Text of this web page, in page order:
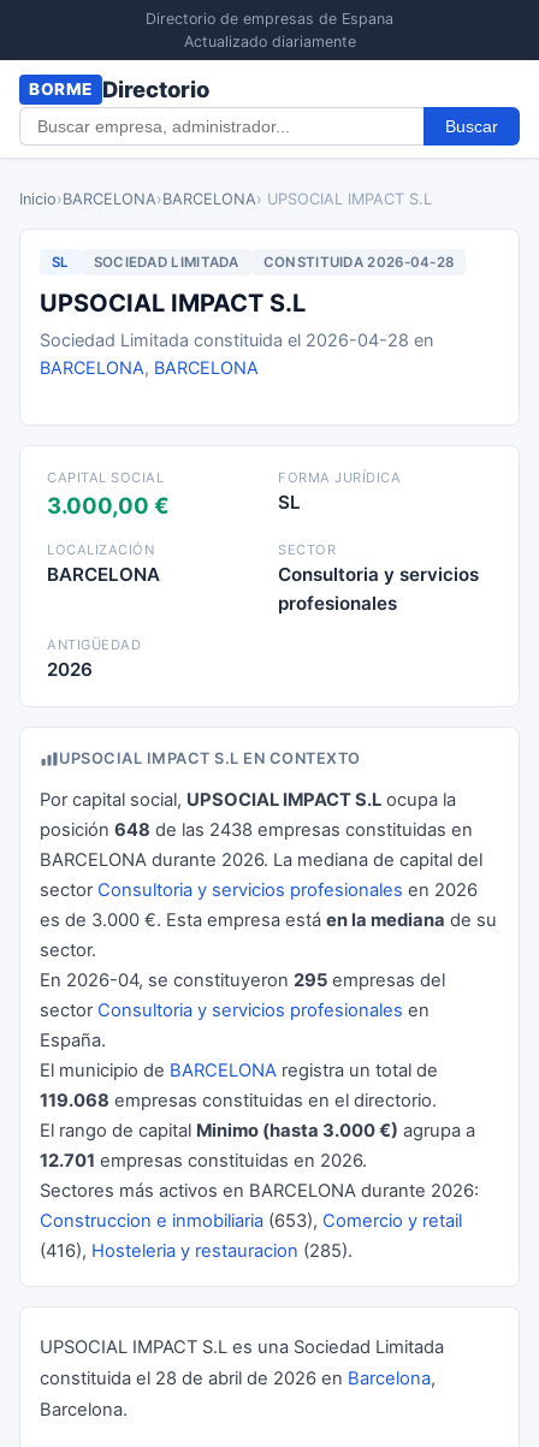
Directorio de empresas de Espana
Actualizado diariamente
BORME Directorio
Buscar
Inicio›BARCELONA›BARCELONA› UPSOCIAL IMPACT S.L
SL SOCIEDAD LIMITADA CONSTITUIDA 2026-04-28
UPSOCIAL IMPACT S.L
Sociedad Limitada constituida el 2026-04-28 en
BARCELONA, BARCELONA
CAPITAL SOCIAL
3.000,00 €
FORMA JURÍDICA
SL
LOCALIZACIÓN
BARCELONA
SECTOR
Consultoria y servicios
profesionales
ANTIGÜEDAD
2026
UPSOCIAL IMPACT S.L EN CONTEXTO
Por capital social, UPSOCIAL IMPACT S.L ocupa la
posición 648 de las 2438 empresas constituidas en
BARCELONA durante 2026. La mediana de capital del
sector Consultoria y servicios profesionales en 2026
es de 3.000 €. Esta empresa está en la mediana de su
sector.
En 2026-04, se constituyeron 295 empresas del
sector Consultoria y servicios profesionales en
España.
El municipio de BARCELONA registra un total de
119.068 empresas constituidas en el directorio.
El rango de capital Minimo (hasta 3.000 €) agrupa a
12.701 empresas constituidas en 2026.
Sectores más activos en BARCELONA durante 2026:
Construccion e inmobiliaria (653), Comercio y retail
(416), Hosteleria y restauracion (285).
UPSOCIAL IMPACT S.L es una Sociedad Limitada
constituida el 28 de abril de 2026 en Barcelona,
Barcelona.